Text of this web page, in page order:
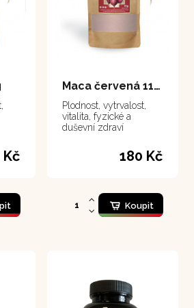
Kč
Maca červená 111 g
Plodnost, vytrvalost,
vitalita, fyzické a
duševní zdraví
180 Kč
Koupit